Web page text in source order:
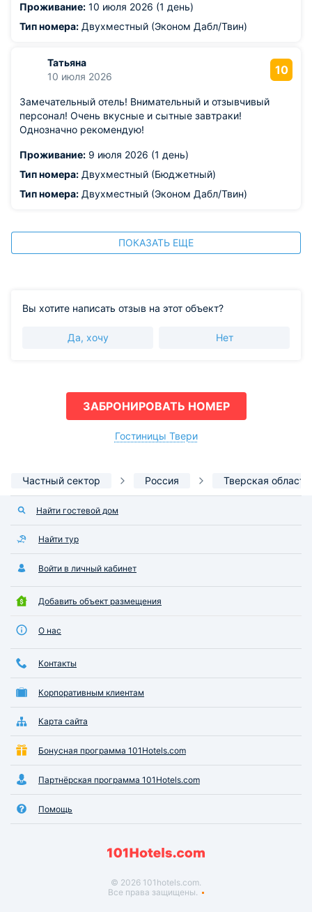
Проживание: 10 июля 2026 (1 день)
Тип номера: Двухместный (Эконом Дабл/Твин)
Татьяна
10 июля 2026
10
Замечательный отель! Внимательный и отзывчивый
персонал! Очень вкусные и сытные завтраки!
Однозначно рекомендую!
Проживание: 9 июля 2026 (1 день)
Тип номера: Двухместный (Бюджетный)
Тип номера: Двухместный (Эконом Дабл/Твин)
ПОКАЗАТЬ ЕЩЕ
Вы хотите написать отзыв на этот объект?
Да, хочу Нет
ЗАБРОНИРОВАТЬ НОМЕР
Гостиницы Твери
Частный сектор Россия Тверская область
Найти гостевой дом
Найти тур
Войти в личный кабинет
Добавить объект размещения
О нас
Контакты
Корпоративным клиентам
Карта сайта
Бонусная программа 101Hotels.com
Партнёрская программа 101Hotels.com
Помощь
© 2026 101hotels.com.
Все права защищены.